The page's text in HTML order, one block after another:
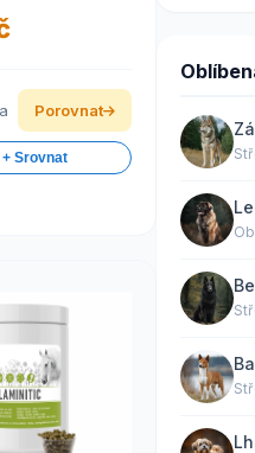
Porovnat
Srovnat